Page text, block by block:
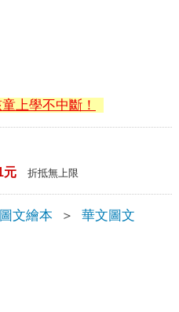
上學不中斷！
元 折抵無上限
圖文繪本 ＞ 華文圖文